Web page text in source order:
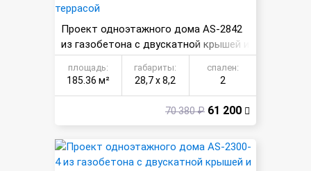
Проект одноэтажного дома AS-2842
из газобетона с двускатной крышей и
террасой
площадь:
185.36 м²
габариты:
28,7 х 8,2
спален:
2
70 380 ₽ 61 200